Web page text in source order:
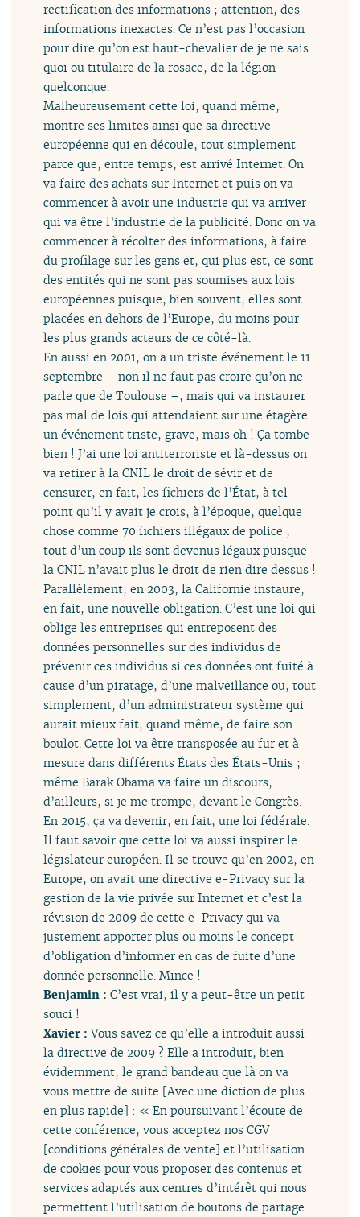
rectification des informations ; attention, des
informations inexactes. Ce n’est pas l’occasion
pour dire qu’on est haut-chevalier de je ne sais
quoi ou titulaire de la rosace, de la légion
quelconque.
Malheureusement cette loi, quand même,
montre ses limites ainsi que sa directive
européenne qui en découle, tout simplement
parce que, entre temps, est arrivé Internet. On
va faire des achats sur Internet et puis on va
commencer à avoir une industrie qui va arriver
qui va être l’industrie de la publicité. Donc on va
commencer à récolter des informations, à faire
du profilage sur les gens et, qui plus est, ce sont
des entités qui ne sont pas soumises aux lois
européennes puisque, bien souvent, elles sont
placées en dehors de l’Europe, du moins pour
les plus grands acteurs de ce côté-là.
En aussi en 2001, on a un triste événement le 11
septembre – non il ne faut pas croire qu’on ne
parle que de Toulouse –, mais qui va instaurer
pas mal de lois qui attendaient sur une étagère
un événement triste, grave, mais oh ! Ça tombe
bien ! J’ai une loi antiterroriste et là-dessus on
va retirer à la CNIL le droit de sévir et de
censurer, en fait, les fichiers de l’État, à tel
point qu’il y avait je crois, à l’époque, quelque
chose comme 70 fichiers illégaux de police ;
tout d’un coup ils sont devenus légaux puisque
la CNIL n’avait plus le droit de rien dire dessus !
Parallèlement, en 2003, la Californie instaure,
en fait, une nouvelle obligation. C’est une loi qui
oblige les entreprises qui entreposent des
données personnelles sur des individus de
prévenir ces individus si ces données ont fuité à
cause d’un piratage, d’une malveillance ou, tout
simplement, d’un administrateur système qui
aurait mieux fait, quand même, de faire son
boulot. Cette loi va être transposée au fur et à
mesure dans différents États des États-Unis ;
même Barak Obama va faire un discours,
d’ailleurs, si je me trompe, devant le Congrès.
En 2015, ça va devenir, en fait, une loi fédérale.
Il faut savoir que cette loi va aussi inspirer le
législateur européen. Il se trouve qu’en 2002, en
Europe, on avait une directive e-Privacy sur la
gestion de la vie privée sur Internet et c’est la
révision de 2009 de cette e-Privacy qui va
justement apporter plus ou moins le concept
d’obligation d’informer en cas de fuite d’une
donnée personnelle. Mince !
Benjamin :C’est vrai, il y a peut-être un petit
souci !
Xavier :Vous savez ce qu’elle a introduit aussi
la directive de 2009 ? Elle a introduit, bien
évidemment, le grand bandeau que là on va
vous mettre de suite [Avec une diction de plus
en plus rapide] : « En poursuivant l’écoute de
cette conférence, vous acceptez nos CGV
[conditions générales de vente] et l’utilisation
de cookies pour vous proposer des contenus et
services adaptés aux centres d’intérêt qui nous
permettent l’utilisation de boutons de partage